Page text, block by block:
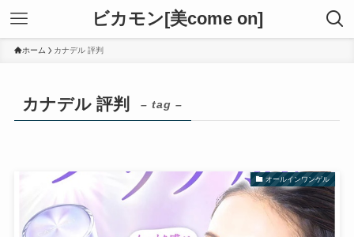
ビカモン[美come on]
ホーム カナデル 評判
カナデル 評判 – tag –
オールインワンゲル